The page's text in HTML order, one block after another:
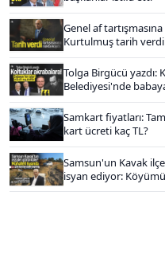
Genel af
Kurtulmuş tarih verdi
Tolga Birgücü yazdı:
Belediyesi'nde
Samkart fiyatları:
kart ücreti kaç TL?
Samsun'un Kavak
isyan ediyor: